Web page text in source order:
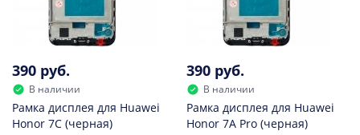
390 руб.
В наличии
Рамка дисплея для Huawei
Honor 7C (черная)
390 руб.
В наличии
Рамка дисплея для Huawei
Honor 7A Pro (черная)